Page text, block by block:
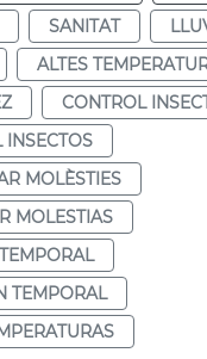
SANITAT
ALTES
CONTROL
INSECTOS
MOLÈSTIES
MOLESTIAS
TEMPORAL